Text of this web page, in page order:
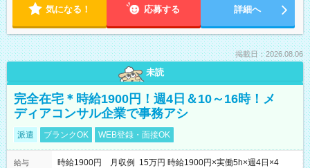
気になる！ 応募する 詳細へ
掲載日：2026.08.06
未読
完全在宅＊時給1900円！週4日＆10～16時！メ
ディアコンサル企業で事務アシ
派遣 ブランクOK WEB登録・面接OK
給与
時給1900円 月収例 15万円 時給1900円×実働5h×週4日×4